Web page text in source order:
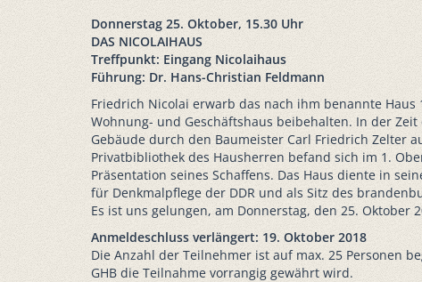
Donnerstag 25. Oktober, 15.30 Uhr
DAS NICOLAIHAUS
Treffpunkt: Eingang Nicolaihaus
Führung: Dr. Hans-Christian Feldmann
Friedrich Nicolai erwarb das nach ihm benannte Haus
Wohnung- und Geschäftshaus beibehalten. In der
Gebäude durch den Baumeister Carl Friedrich Zelter
Privatbibliothek des Hausherren befand sich im 1.
Präsentation seines Schaffens. Das Haus diente in
für Denkmalpflege der DDR und als Sitz des
Es ist uns gelungen, am Donnerstag, den 25. Oktober
Anmeldeschluss verlängert: 19. Oktober 2018
Die Anzahl der Teilnehmer ist auf max. 25 Personen
GHB die Teilnahme vorrangig gewährt wird.